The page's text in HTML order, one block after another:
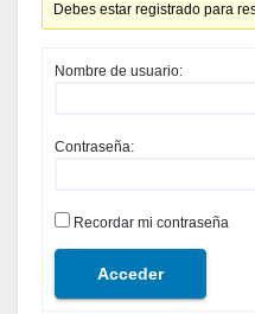
Debes estar registrado para
Nombre de usuario:
Contraseña:
Recordar mi contraseña
Acceder